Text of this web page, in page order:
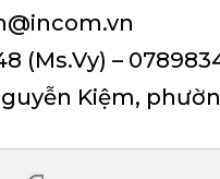
(Ms.Vy) –
Kiệm,